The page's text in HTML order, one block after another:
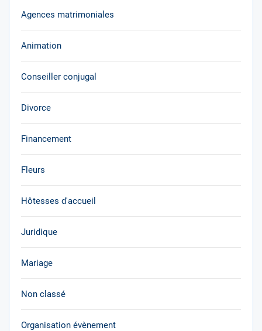
Agences matrimoniales
Animation
Conseiller conjugal
Divorce
Financement
Fleurs
Hôtesses d'accueil
Juridique
Mariage
Non classé
Organisation évènement